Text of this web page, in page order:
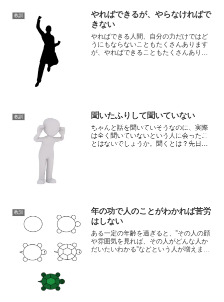
教訓
やればできるが、やらなければで
きない
やればできる人間、自分の力だけではど
うにもならないこともたくさんあります
が、やればできることもたくさんありま
教訓 聞いたふりして聞いていない
ちゃんと話を聞いていそうなのに、実際
は全く聞いていないという人に会ったこ
とはないでしょうか。聞くとは？先日、
教訓
年の功で人のことがわかれば苦労
はしない
ある一定の年齢を過ぎると、”その人の顔
や雰囲気を見れば、その人がどんな人か
だいたいわかる”などという人が増えま